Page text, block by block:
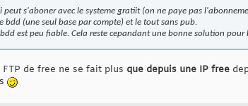
peut s'aboner avec le systeme gratiit (on ne paye pas
bdd (une seul base par compte) et le tout sans pub.
est peu fiable. Cela reste cepandant une bonne solution pour
de free ne se fait plus que depuis une IP free